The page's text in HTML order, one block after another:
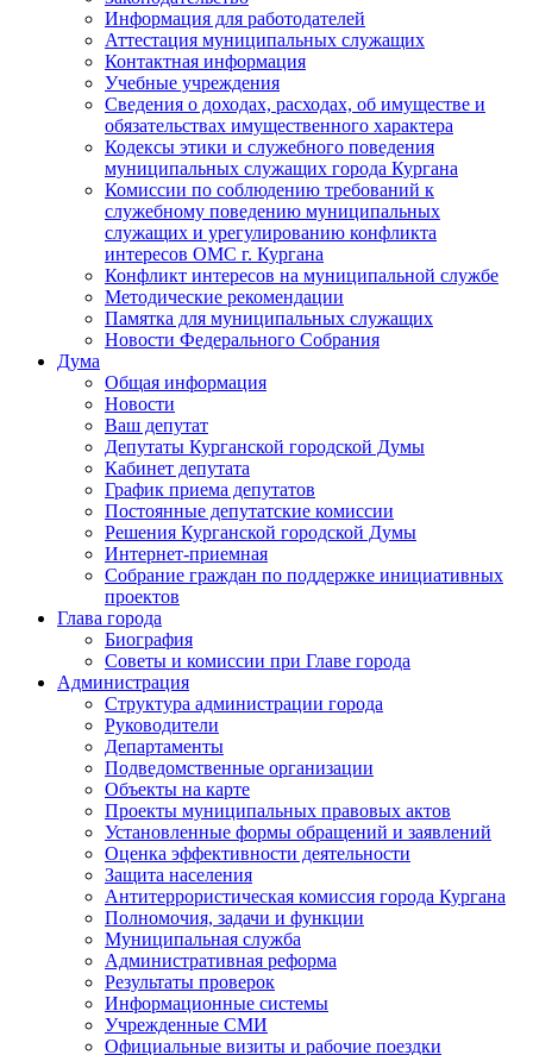
Информация для работодателей
Аттестация муниципальных служащих
Контактная информация
Учебные учреждения
Сведения о доходах, расходах, об имуществе и
обязательствах имущественного характера
Кодексы этики и служебного поведения
муниципальных служащих города Кургана
Комиссии по соблюдению требований к
служебному поведению муниципальных
служащих и урегулированию конфликта
интересов ОМС г. Кургана
Конфликт интересов на муниципальной службе
Методические рекомендации
Памятка для муниципальных служащих
Новости Федерального Cобрания
Дума
Общая информация
Новости
Ваш депутат
Депутаты Курганской городской Думы
Кабинет депутата
График приема депутатов
Постоянные депутатские комиссии
Решения Курганской городской Думы
Интернет-приемная
Собрание граждан по поддержке инициативных
проектов
Глава города
Биография
Советы и комиссии при Главе города
Администрация
Структура администрации города
Руководители
Департаменты
Подведомственные организации
Объекты на карте
Проекты муниципальных правовых актов
Установленные формы обращений и заявлений
Оценка эффективности деятельности
Защита населения
Антитеррористическая комиссия города Кургана
Полномочия, задачи и функции
Муниципальная служба
Административная реформа
Результаты проверок
Информационные системы
Учрежденные СМИ
Официальные визиты и рабочие поездки